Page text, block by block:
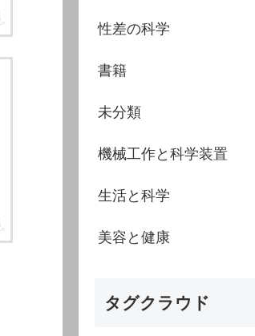
性差の科学
書籍
未分類
機械工作と科学装置
生活と科学
美容と健康
タグクラウド